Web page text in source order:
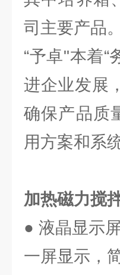
司主要产品。
“予卓"本着
进企业发展
确保产品质
用方案和系
加热磁力搅
● 液晶显示
一屏显示，